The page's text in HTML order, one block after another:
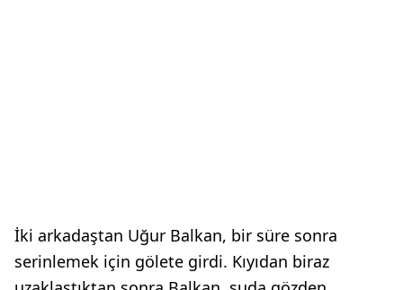
İki arkadaştan Uğur Balkan, bir süre sonra
serinlemek için gölete girdi. Kıyıdan biraz